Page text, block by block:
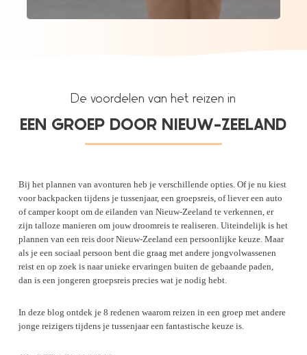
De voordelen van het reizen in
EEN GROEP DOOR NIEUW-ZEELAND
Bij het plannen van avonturen heb je verschillende opties. Of je nu kiest
voor backpacken tijdens je tussenjaar, een groepsreis, of liever een auto
of camper koopt om de eilanden van Nieuw-Zeeland te verkennen, er
zijn talloze manieren om jouw droomreis te realiseren. Uiteindelijk is het
plannen van een reis door Nieuw-Zeeland een persoonlijke keuze. Maar
als je een sociaal persoon bent die graag met andere jongvolwassenen
reist en op zoek is naar unieke ervaringen buiten de gebaande paden,
dan is een jongeren groepsreis precies wat je nodig hebt.
In deze blog ontdek je 8 redenen waarom reizen in een groep met andere
jonge reizigers tijdens je tussenjaar een fantastische keuze is.